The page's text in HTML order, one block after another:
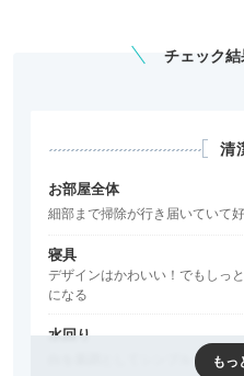
チェック
清
お部屋全体
細部まで掃除が行き届いていて好
寝具
デザインはかわいい！でもしっ
になる
水回り
白を基調としてシンプル！清潔